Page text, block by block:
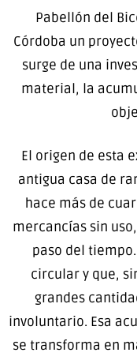
Pabellón del
Córdoba un
surge de una
material, la
El origen de esta
antigua casa de
hace más de
mercancías sin
paso del
circular y que,
grandes
involuntario. Esa
se transforma en